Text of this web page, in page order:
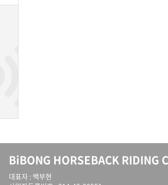
BiBONG HORSEBACK RIDING
대표자 : 백부현